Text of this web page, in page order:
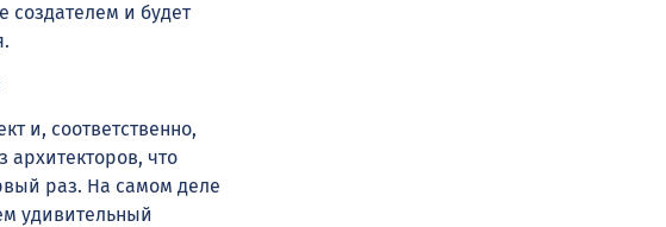
создателем и будет
и, соответственно,
архитекторов, что
раз. На самом деле
удивительный